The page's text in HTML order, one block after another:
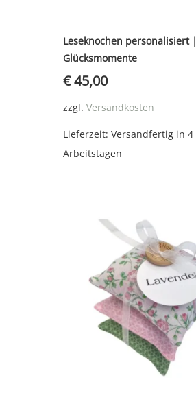
Leseknochen personalisiert |
Glücksmomente
€45,00
zzgl. Versandkosten
Lieferzeit: Versandfertig in 4
Arbeitstagen